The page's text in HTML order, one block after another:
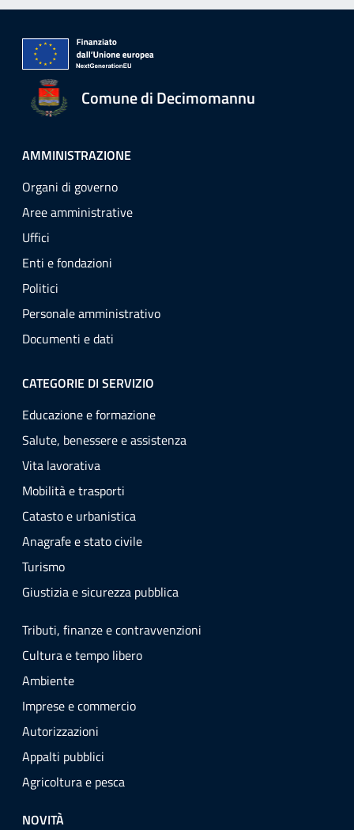
Comune di Decimomannu
AMMINISTRAZIONE
Organi di governo
Aree amministrative
Uffici
Enti e fondazioni
Politici
Personale amministrativo
Documenti e dati
CATEGORIE DI SERVIZIO
Educazione e formazione
Salute, benessere e assistenza
Vita lavorativa
Mobilità e trasporti
Catasto e urbanistica
Anagrafe e stato civile
Turismo
Giustizia e sicurezza pubblica
Tributi, finanze e contravvenzioni
Cultura e tempo libero
Ambiente
Imprese e commercio
Autorizzazioni
Appalti pubblici
Agricoltura e pesca
NOVITÀ